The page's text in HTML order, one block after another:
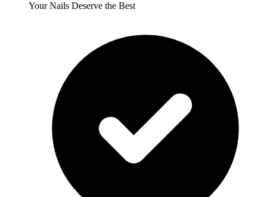
Your Nails Deserve the Best